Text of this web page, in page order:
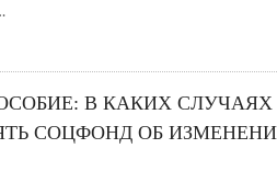
В КАКИХ
СОЦФОНД ОБ